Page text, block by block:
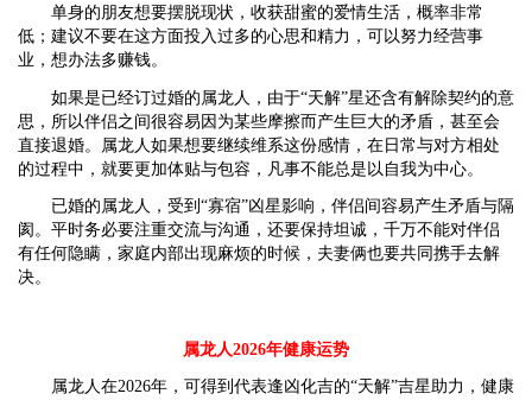
单身的朋友想要摆脱现状，收获甜蜜的爱情生活，概率非常
低；建议不要在这方面投入过多的心思和精力，可以努力经营事
业，想办法多赚钱。
如果是已经订过婚的属龙人，由于“天解”星还含有解除契约的意
思，所以伴侣之间很容易因为某些摩擦而产生巨大的矛盾，甚至会
直接退婚。属龙人如果想要继续维系这份感情，在日常与对方相处
的过程中，就要更加体贴与包容，凡事不能总是以自我为中心。
已婚的属龙人，受到“寡宿”凶星影响，伴侣间容易产生矛盾与隔
阂。平时务必要注重交流与沟通，还要保持坦诚，千万不能对伴侣
有任何隐瞒，家庭内部出现麻烦的时候，夫妻俩也要共同携手去解
决。
属龙人2026年健康运势
属龙人在2026年，可得到代表逢凶化吉的“天解”吉星助力，健康